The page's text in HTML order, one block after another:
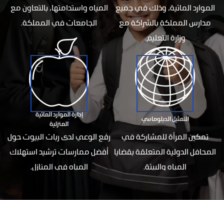
الموارد المائية، وذلك في جميع
مدارس المملكة بالشراكة مع
وزارة التعليم.
المياه واستدامتها، بالتعاون مع
الجامعات في المملكة.
التمثيل الدبلوماسي
تمكين المرأة للمشاركة في
المحافل الدولية المتعلقة بقضايا
المياه والبيئة.
إدارة الموارد المائية
المنزلية
رفع الوعي لدى ربات البيوت حول
أفضل ممارسات ترشيد استهلاك
المياه في المنازل.